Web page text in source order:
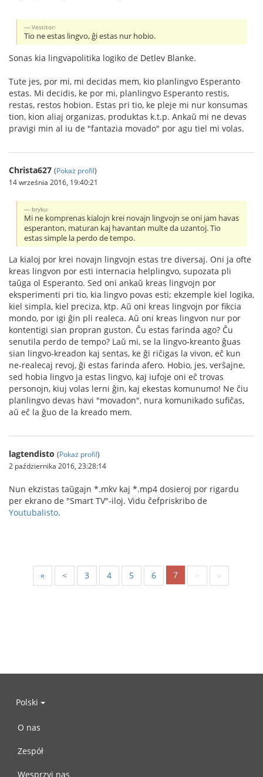
Vestitor:
Tio ne estas lingvo, ĝi estas nur hobio.
Sonas kia lingvapolitika logiko de Detlev Blanke.
Tute jes, por mi, mi decidas mem, kio planlingvo Esperanto
estas. Mi decidis, ke por mi, planlingvo Esperanto restis,
restas, restos hobion. Estas pri tio, ke pleje mi nur konsumas
tion, kion aliaj organizas, produktas k.t.p. Ankaŭ mi ne devas
pravigi min al iu de "fantazia movado" por agu tiel mi volas.
Christa627 (Pokaż profil)
14 września 2016, 19:40:21
bryku:
Mi ne komprenas kialojn krei novajn lingvojn se oni jam havas
esperanton, maturan kaj havantan multe da uzantoj. Tio
estas simple la perdo de tempo.
La kialoj por krei novajn lingvojn estas tre diversaj. Oni ja ofte
kreas lingvon por esti internacia helplingvo, supozata pli
taŭga ol Esperanto. Sed oni ankaŭ kreas lingvojn por
eksperimenti pri tio, kia lingvo povas esti; ekzemple kiel logika,
kiel simpla, kiel preciza, ktp. Aŭ oni kreas lingvojn por fikcia
mondo, por igi ĝin pli realeca. Aŭ oni kreas lingvon nur por
kontentigi sian propran guston. Ĉu estas farinda ago? Ĉu
senutila perdo de tempo? Laŭ mi, se la lingvo-kreanto ĝuas
sian lingvo-kreadon kaj sentas, ke ĝi riĉigas la vivon, eĉ kun
ne-realecaj revoj, ĝi estas farinda afero. Hobio, jes, verŝajne,
sed hobia lingvo ja estas lingvo, kaj iufoje oni eĉ trovas
personojn, kiuj volas lerni ĝin, kaj ekestas komunumo! Ne ĉiu
planlingvo devas havi "movadon", nura komunikado sufiĉas,
aŭ eĉ la ĝuo de la kreado mem.
lagtendisto (Pokaż profil)
2 października 2016, 23:28:14
Nun ekzistas taŭgajn *.mkv kaj *.mp4 dosieroj por rigardu
per ekrano de "Smart TV"-iloj. Vidu ĉefpriskribo de
Youtubalisto.
« < 3 4 5 6 7 > »
Polski
O nas
Zespół
Wesprzyj nas